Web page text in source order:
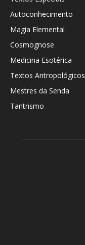
Autoconhecimento
Magia Elemental
Cosmognose
Medicina Esotérica
Textos Antropológicos
Mestres da Senda
Tantrismo